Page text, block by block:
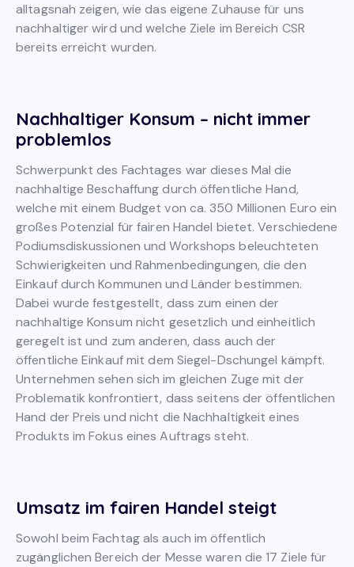
alltagsnah zeigen, wie das eigene Zuhause für uns
nachhaltiger wird und welche Ziele im Bereich CSR
bereits erreicht wurden.
Nachhaltiger Konsum – nicht immer
problemlos
Schwerpunkt des Fachtages war dieses Mal die
nachhaltige Beschaffung durch öffentliche Hand,
welche mit einem Budget von ca. 350 Millionen Euro ein
großes Potenzial für fairen Handel bietet. Verschiedene
Podiumsdiskussionen und Workshops beleuchteten
Schwierigkeiten und Rahmenbedingungen, die den
Einkauf durch Kommunen und Länder bestimmen.
Dabei wurde festgestellt, dass zum einen der
nachhaltige Konsum nicht gesetzlich und einheitlich
geregelt ist und zum anderen, dass auch der
öffentliche Einkauf mit dem Siegel-Dschungel kämpft.
Unternehmen sehen sich im gleichen Zuge mit der
Problematik konfrontiert, dass seitens der öffentlichen
Hand der Preis und nicht die Nachhaltigkeit eines
Produkts im Fokus eines Auftrags steht.
Umsatz im fairen Handel steigt
Sowohl beim Fachtag als auch im öffentlich
zugänglichen Bereich der Messe waren die 17 Ziele für